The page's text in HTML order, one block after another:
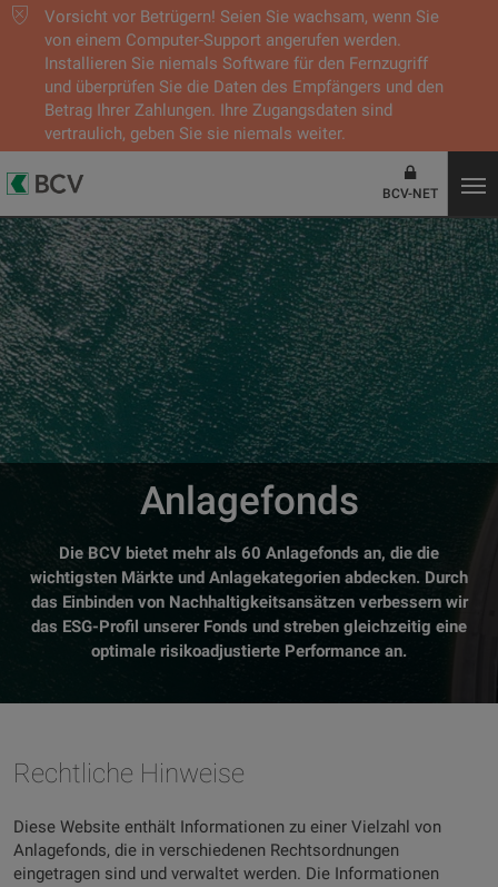
Vorsicht vor Betrügern! Seien Sie wachsam, wenn Sie
von einem Computer-Support angerufen werden.
Installieren Sie niemals Software für den Fernzugriff
und überprüfen Sie die Daten des Empfängers und den
Betrag Ihrer Zahlungen. Ihre Zugangsdaten sind
vertraulich, geben Sie sie niemals weiter.
BCV-NET
Anlagefonds
Die BCV bietet mehr als 60 Anlagefonds an, die die
wichtigsten Märkte und Anlagekategorien abdecken. Durch
das Einbinden von Nachhaltigkeitsansätzen verbessern wir
das ESG-Profil unserer Fonds und streben gleichzeitig eine
optimale risikoadjustierte Performance an.
Rechtliche Hinweise
Diese Website enthält Informationen zu einer Vielzahl von
Anlagefonds, die in verschiedenen Rechtsordnungen
eingetragen sind und verwaltet werden. Die Informationen